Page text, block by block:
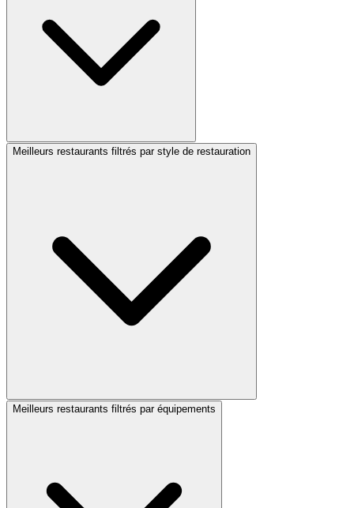
Meilleurs restaurants filtrés par style de restauration
Meilleurs restaurants filtrés par équipements